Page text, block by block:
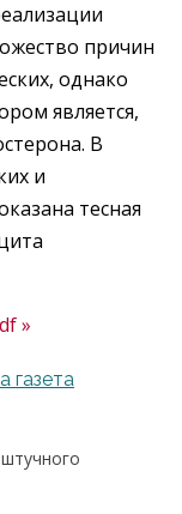
причин
однако
является,
В
и
тесная
»
газета